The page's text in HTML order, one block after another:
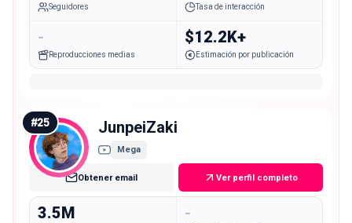
Seguidores Tasa de interacción
-
Reproducciones medias
$12.2K+
Estimación por publicación
#25 JunpeiZaki
Mega
Obtener email Ver perfil completo
3.5M -